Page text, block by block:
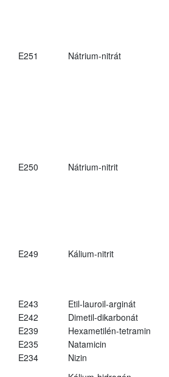
E251 Nátrium-nitrát
E250 Nátrium-nitrit
E249 Kálium-nitrit
E243
Etil-lauroil-arginát
E242
Dimetil-dikarbonát
E239
Hexametilén-tetramin
E235
Natamicin
E234
Nizin